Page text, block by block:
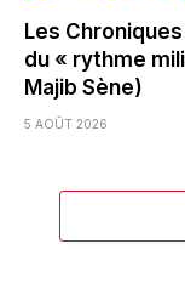
Les
du « rythme
Majib Sène)
5 AOÛT 2026